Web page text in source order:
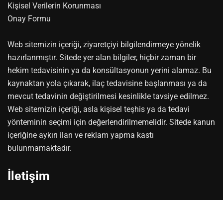
Kişisel Verilerin Korunması
Onay Formu
Web sitemizin içeriği, ziyaretçiyi bilgilendirmeye yönelik
hazırlanmıştır. Sitede yer alan bilgiler, hiçbir zaman bir
hekim tedavisinin ya da konsültasyonun yerini alamaz. Bu
kaynaktan yola çıkarak, ilaç tedavisine başlanması ya da
mevcut tedavinin değiştirilmesi kesinlikle tavsiye edilmez.
Web sitemizin içeriği, asla kişisel teşhis ya da tedavi
yönteminin seçimi için değerlendirilmemelidir. Sitede kanun
içeriğine aykırı ilan ve reklam yapma kastı
bulunmamaktadır.
İletişim